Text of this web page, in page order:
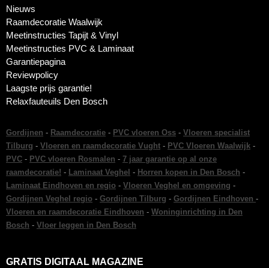
Nieuws
Raamdecoratie Waalwijk
Meetinstructies Tapijt & Vinyl
Meetinstructies PVC & Laminaat
Garantiepagina
Reviewpolicy
Laagste prijs garantie!
Relaxfauteuils Den Bosch
Gordijnen - Raamdecoratie - PVC vloeren Oss - Vloeren specialist
Tilburg - Vloeren en raamdecoratie Vught - PVC Vloeren Waalwijk -
PVC - PVC vloeren Rosmalen - 7 jaar garantie op al onze
raamdecoratie! - Laminaat Veghel - Horren kopen in Den Bosch -
Laminaat Eindhoven en regio - Vloeren Veghel en omgeving -
Gordijnen Veghel regio - Gordijnen Tilburg - Gordijnen Eindhoven -
Vloeren en raamdecoratie Eindhoven - Woninginrichting in Den
Bosch - Vloer leggen in Den Bosch
GRATIS DIGITAAL MAGAZINE